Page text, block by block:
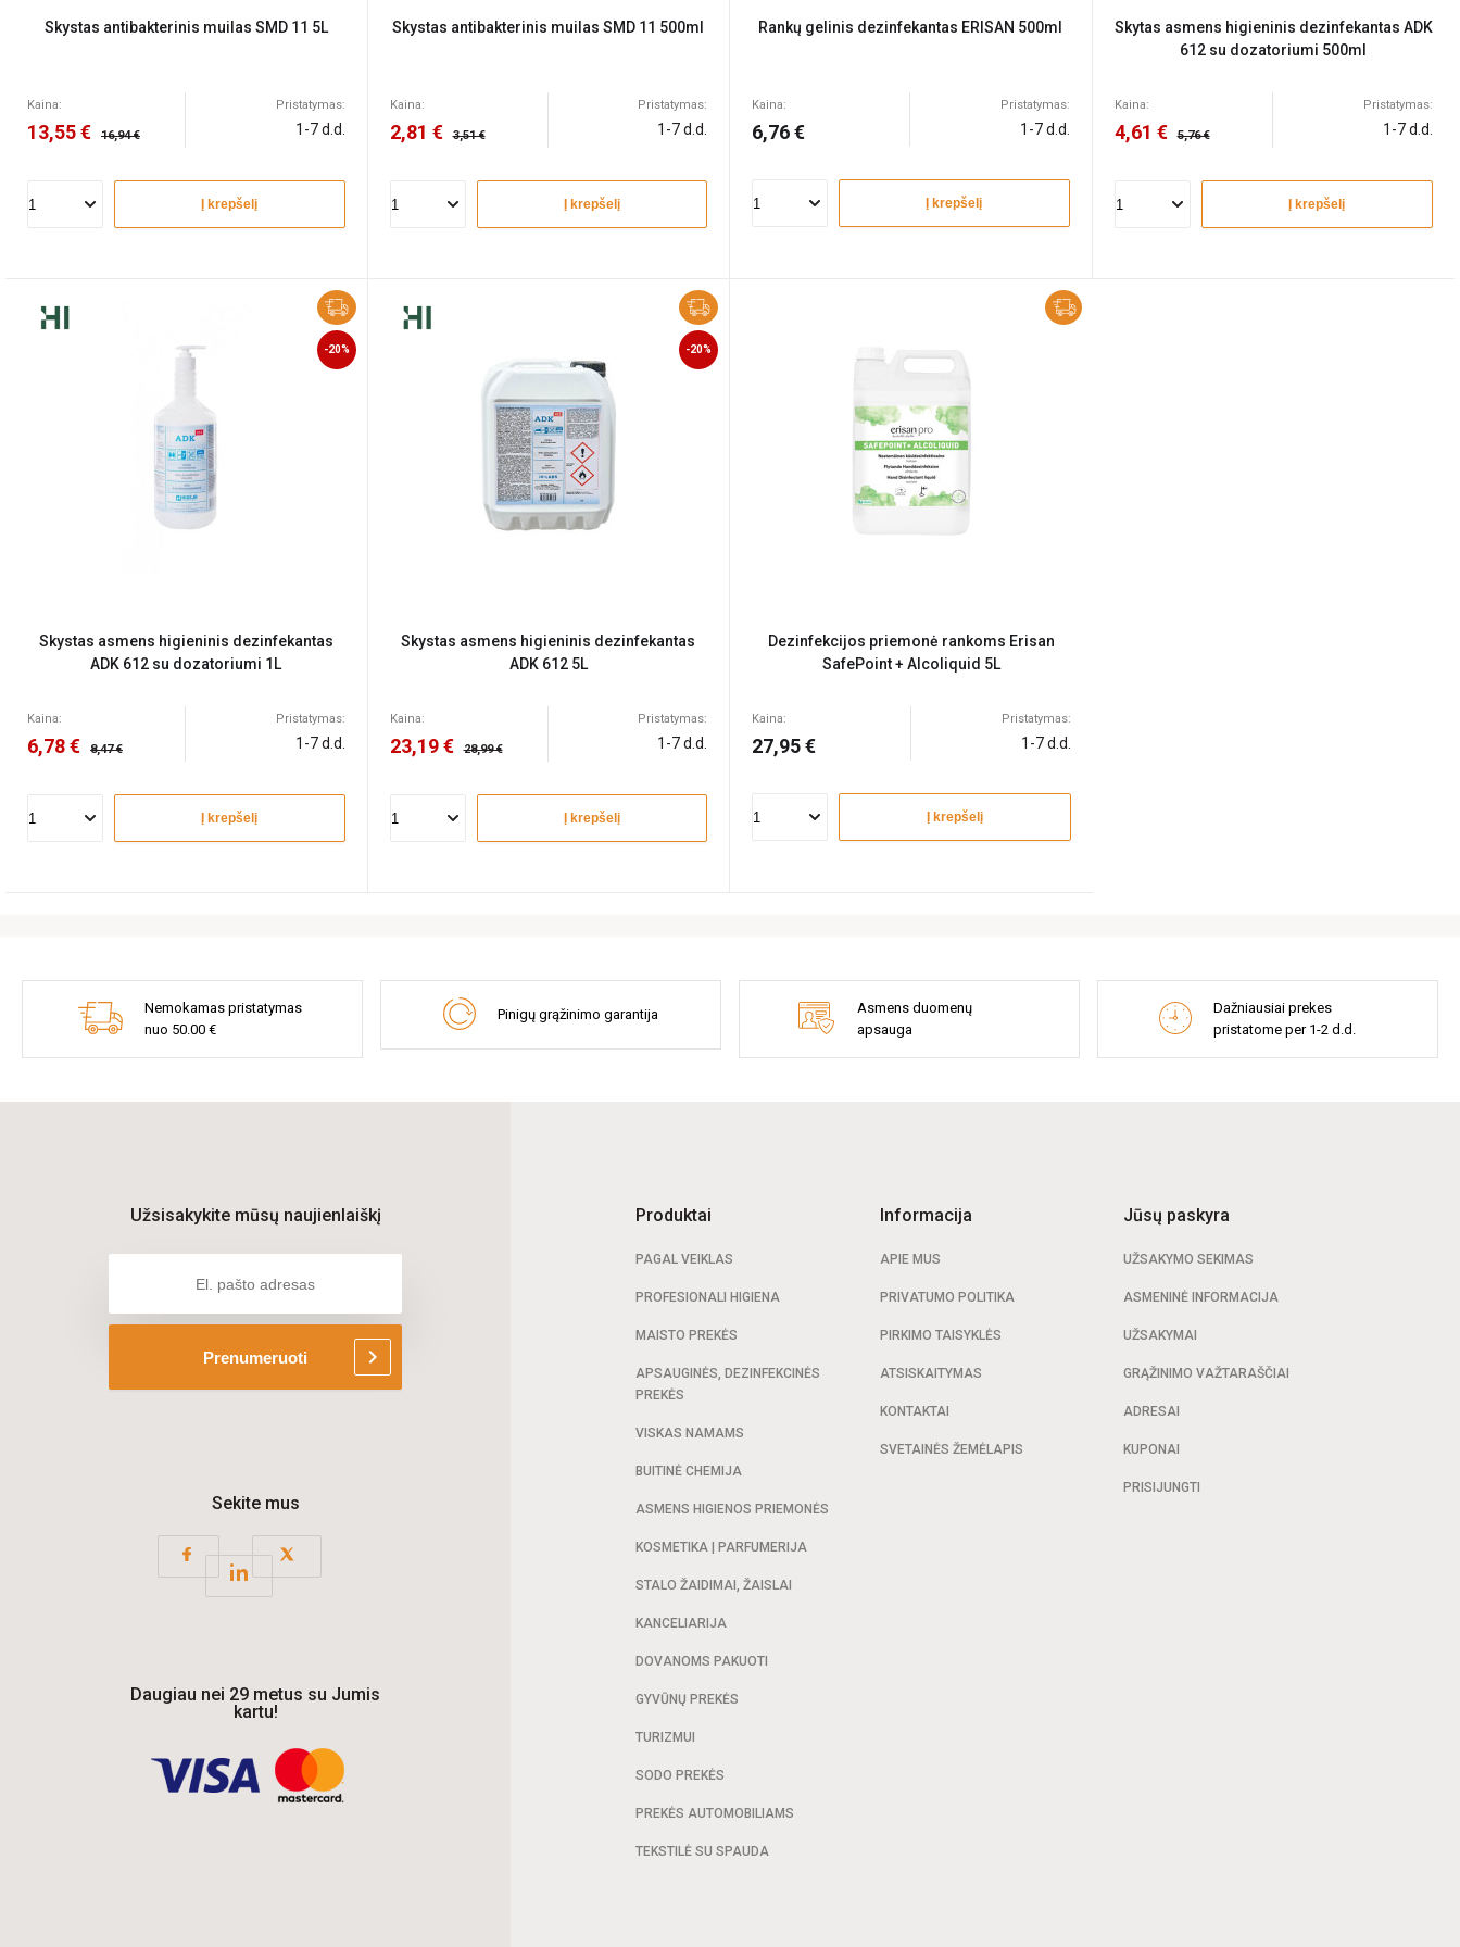
Skystas antibakterinis muilas SMD 11 5L
Kaina:
13,55 € 16,94 €
Pristatymas:
1-7 d.d.
Į krepšelį
Skystas antibakterinis muilas SMD 11 500ml
Kaina:
2,81 € 3,51 €
Pristatymas:
1-7 d.d.
Į krepšelį
Rankų gelinis dezinfekantas ERISAN 500ml
Kaina:
6,76 €
Pristatymas:
1-7 d.d.
Į krepšelį
Skytas asmens higieninis dezinfekantas ADK
612 su dozatoriumi 500ml
Kaina:
4,61 € 5,76 €
Pristatymas:
1-7 d.d.
Į krepšelį
-20%
Skystas asmens higieninis dezinfekantas
ADK 612 su dozatoriumi 1L
Kaina:
6,78 € 8,47 €
Pristatymas:
1-7 d.d.
Į krepšelį
-20%
Skystas asmens higieninis dezinfekantas
ADK 612 5L
Kaina:
23,19 € 28,99 €
Pristatymas:
1-7 d.d.
Į krepšelį
Dezinfekcijos priemonė rankoms Erisan
SafePoint + Alcoliquid 5L
Kaina:
27,95 €
Pristatymas:
1-7 d.d.
Į krepšelį
Nemokamas pristatymas
nuo 50.00 €
Pinigų grąžinimo garantija
Asmens duomenų
apsauga
Dažniausiai prekes
pristatome per 1-2 d.d.
Užsisakykite mūsų naujienlaiškį
Prenumeruoti chevron_right
Sekite mus
Daugiau nei 29 metus su Jumis
kartu!
Produktai
PAGAL VEIKLAS
PROFESIONALI HIGIENA
MAISTO PREKĖS
APSAUGINĖS, DEZINFEKCINĖS
PREKĖS
VISKAS NAMAMS
BUITINĖ CHEMIJA
ASMENS HIGIENOS PRIEMONĖS
KOSMETIKA | PARFUMERIJA
STALO ŽAIDIMAI, ŽAISLAI
KANCELIARIJA
DOVANOMS PAKUOTI
GYVŪNŲ PREKĖS
TURIZMUI
SODO PREKĖS
PREKĖS AUTOMOBILIAMS
TEKSTILĖ SU SPAUDA
Informacija
APIE MUS
PRIVATUMO POLITIKA
PIRKIMO TAISYKLĖS
ATSISKAITYMAS
KONTAKTAI
SVETAINĖS ŽEMĖLAPIS
Jūsų paskyra
UŽSAKYMO SEKIMAS
ASMENINĖ INFORMACIJA
UŽSAKYMAI
GRĄŽINIMO VAŽTARAŠČIAI
ADRESAI
KUPONAI
PRISIJUNGTI